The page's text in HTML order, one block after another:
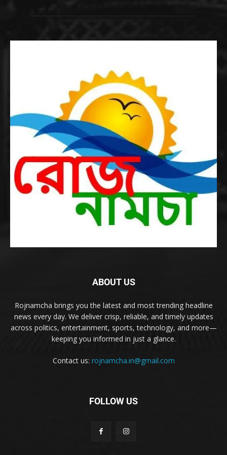
ABOUT US
Rojnamcha brings you the latest and most trending headline
news every day. We deliver crisp, reliable, and timely updates
across politics, entertainment, sports, technology, and more—
keeping you informed in just a glance.
Contact us: rojnamcha.in@gmail.com
FOLLOW US